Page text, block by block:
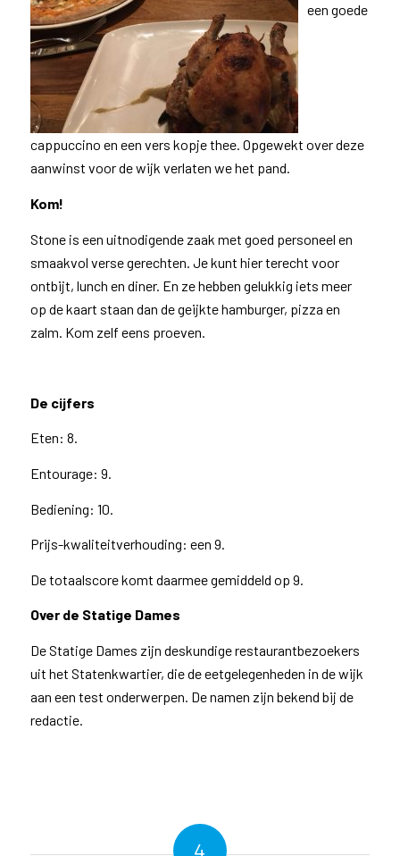
een goede
cappuccino en een vers kopje thee. Opgewekt over deze
aanwinst voor de wijk verlaten we het pand.
Kom!
Stone is een uitnodigende zaak met goed personeel en
smaakvol verse gerechten. Je kunt hier terecht voor
ontbijt, lunch en diner. En ze hebben gelukkig iets meer
op de kaart staan dan de geijkte hamburger, pizza en
zalm. Kom zelf eens proeven.
De cijfers
Eten: 8.
Entourage: 9.
Bediening: 10.
Prijs-kwaliteitverhouding: een 9.
De totaalscore komt daarmee gemiddeld op 9.
Over de Statige Dames
De Statige Dames zijn deskundige restaurantbezoekers
uit het Statenkwartier, die de eetgelegenheden in de wijk
aan een test onderwerpen. De namen zijn bekend bij de
redactie.
4